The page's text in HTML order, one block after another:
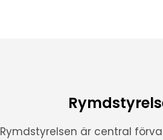
Rymdstyrelsen är central